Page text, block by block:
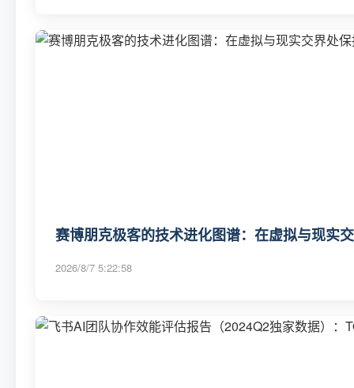
赛博朋克极客的技术进化图谱：在虚拟与现实
2026/8/7 5:22:58